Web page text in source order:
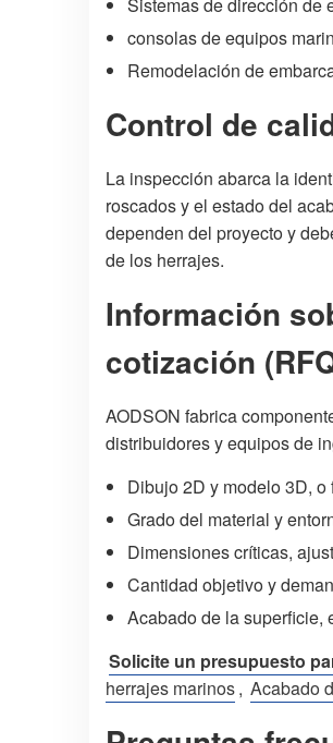
consolas de equipos
Remodelación de
Control de
La inspección abarca la
roscados y el estado del
dependen del proyecto y
de los herrajes.
Información
cotización
AODSON fabrica
distribuidores y equipos de
Dibujo 2D y modelo 3D,
Grado del material y
Dimensiones críticas,
Cantidad objetivo y
Acabado de la superficie,
Solicite un presupuesto
herrajes marinos, Acabado